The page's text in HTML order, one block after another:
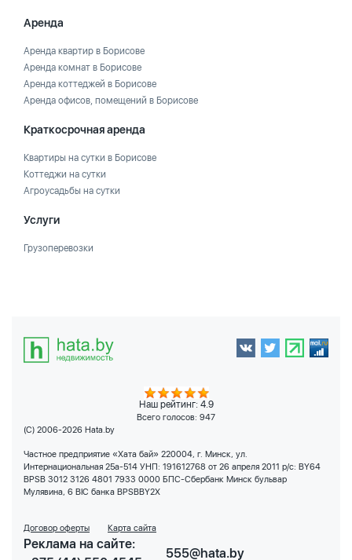
Аренда
Аренда квартир в Борисове
Аренда комнат в Борисове
Аренда коттеджей в Борисове
Аренда офисов, помещений в Борисове
Краткосрочная аренда
Квартиры на сутки в Борисове
Коттеджи на сутки
Агроусадьбы на сутки
Услуги
Грузоперевозки
Наш рейтинг: 4.9
Всего голосов: 947
(C) 2006-2026 Hata.by
Частное предприятие «Хата бай» 220004, г. Минск, ул.
Интернациональная 25а-514 УНП: 191612768 от 26 апреля 2011 р/с: BY64
BPSB 3012 3126 4801 7933 0000 БПС-Сбербанк Минск бульвар
Мулявина, 6 BIC банка BPSBBY2X
Договор оферты Карта сайта
Реклама на сайте:
555@hata.by